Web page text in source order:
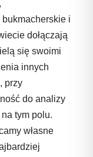
bukmacherskie i
dołączają
się swoimi
innych
przy
do analizy
tym polu.
własne